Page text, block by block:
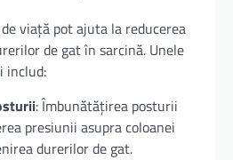
viață pot ajuta la reducerea
de gat în sarcină. Unele
includ:
: Îmbunătățirea posturii
presiunii asupra coloanei
durerilor de gat.